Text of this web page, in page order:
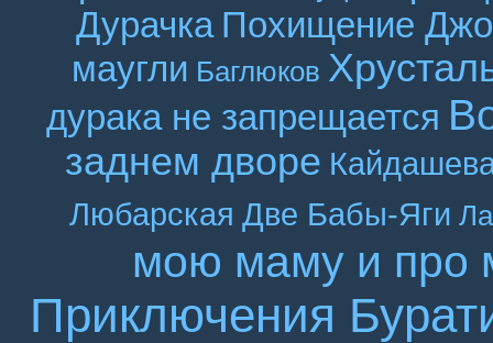
Дурачка Похищение
маугли Баглюков
дурака не запрещается
заднем дворе
Любарская Две Бабы-Яги
мою маму и про
Приключения